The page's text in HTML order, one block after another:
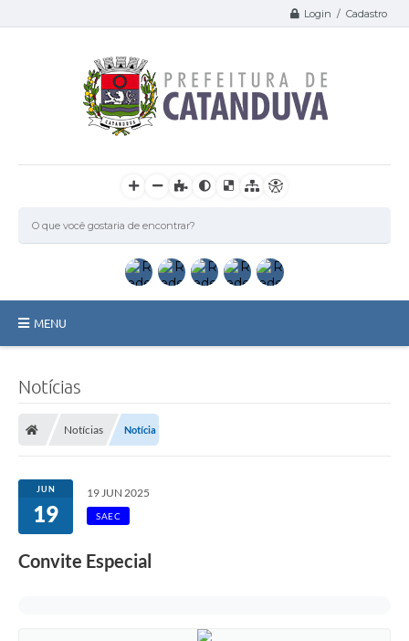
Login / Cadastro
MENU
Licitações / PCA
Transparência
Notícias
Notícias Notícia
JUN
19
19 JUN 2025
SAEC
Convite Especial